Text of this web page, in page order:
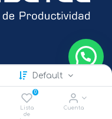
Default
0
Lista
de
Cuenta